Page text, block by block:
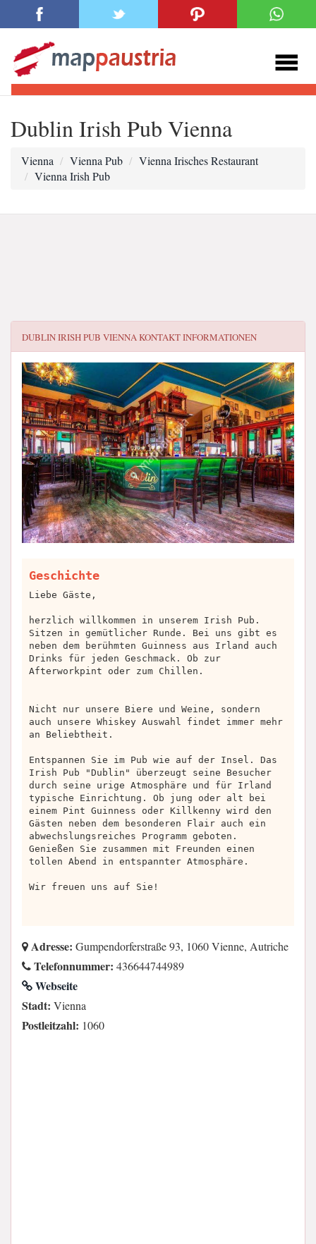
Dublin Irish Pub Vienna
Vienna Vienna Pub
Vienna Irisches Restaurant
Vienna Irish Pub
DUBLIN IRISH PUB VIENNAKONTAKT INFORMATIONEN
Geschichte
Liebe Gäste,
herzlich willkommen in unserem Irish Pub.
Sitzen in gemütlicher Runde. Bei uns gibt es
neben dem berühmten Guinness aus Irland auch
Drinks für jeden Geschmack. Ob zur
Afterworkpint oder zum Chillen.
Nicht nur unsere Biere und Weine, sondern
auch unsere Whiskey Auswahl findet immer mehr
an Beliebtheit.
Entspannen Sie im Pub wie auf der Insel. Das
Irish Pub "Dublin" überzeugt seine Besucher
durch seine urige Atmosphäre und für Irland
typische Einrichtung. Ob jung oder alt bei
einem Pint Guinness oder Killkenny wird den
Gästen neben dem besonderen Flair auch ein
abwechslungsreiches Programm geboten.
Genießen Sie zusammen mit Freunden einen
tollen Abend in entspannter Atmosphäre.
Wir freuen uns auf Sie!
Adresse: Gumpendorferstraße 93, 1060 Vienne, Autriche
Telefonnummer: 436644744989
Webseite
Stadt: Vienna
Postleitzahl: 1060